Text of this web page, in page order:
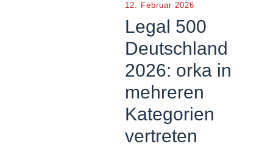
12. Februar 2026
Legal 500
Deutschland
2026: orka in
mehreren
Kategorien
vertreten